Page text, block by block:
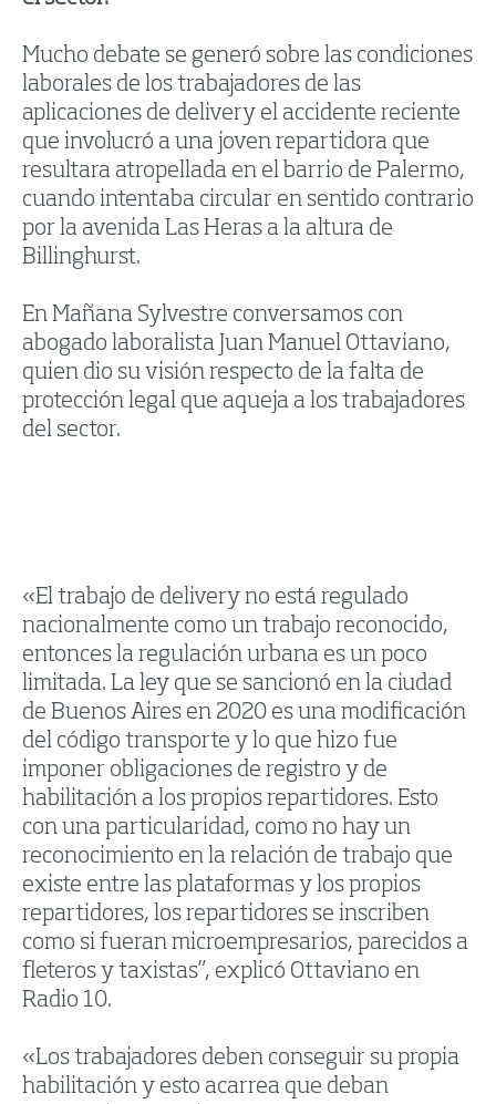
Mucho debate se generó sobre las condiciones
laborales de los trabajadores de las
aplicaciones de delivery el accidente reciente
que involucró a una joven repartidora que
resultara atropellada en el barrio de Palermo,
cuando intentaba circular en sentido contrario
por la avenida Las Heras a la altura de
Billinghurst.
En Mañana Sylvestre conversamos con
abogado laboralista Juan Manuel Ottaviano,
quien dio su visión respecto de la falta de
protección legal que aqueja a los trabajadores
del sector.
«El trabajo de delivery no está regulado
nacionalmente como un trabajo reconocido,
entonces la regulación urbana es un poco
limitada. La ley que se sancionó en la ciudad
de Buenos Aires en 2020 es una modificación
del código transporte y lo que hizo fue
imponer obligaciones de registro y de
habilitación a los propios repartidores. Esto
con una particularidad, como no hay un
reconocimiento en la relación de trabajo que
existe entre las plataformas y los propios
repartidores, los repartidores se inscriben
como si fueran microempresarios, parecidos a
fleteros y taxistas”, explicó Ottaviano en
Radio 10.
«Los trabajadores deben conseguir su propia
habilitación y esto acarrea que deban